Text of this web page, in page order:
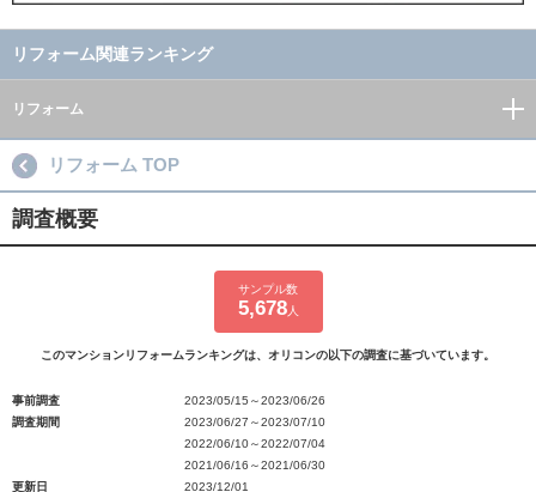
リフォーム関連ランキング
リフォーム
リフォーム TOP
調査概要
サンプル数
5,678人
このマンションリフォームランキングは、オリコンの以下の調査に基づいています。
事前調査
2023/05/15～2023/06/26
調査期間
2023/06/27～2023/07/10
2022/06/10～2022/07/04
2021/06/16～2021/06/30
更新日
2023/12/01